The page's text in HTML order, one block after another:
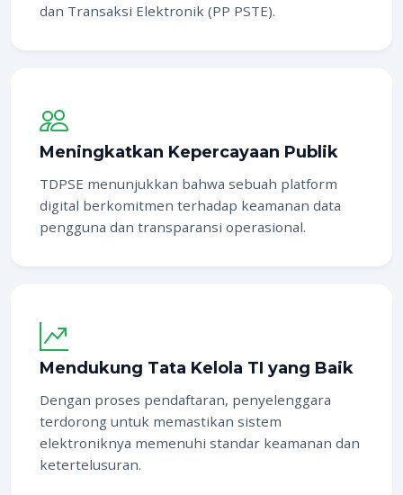
dan Transaksi Elektronik (PP PSTE).
Meningkatkan Kepercayaan Publik
TDPSE menunjukkan bahwa sebuah platform
digital berkomitmen terhadap keamanan data
pengguna dan transparansi operasional.
Mendukung Tata Kelola TI yang Baik
Dengan proses pendaftaran, penyelenggara
terdorong untuk memastikan sistem
elektroniknya memenuhi standar keamanan dan
ketertelusuran.